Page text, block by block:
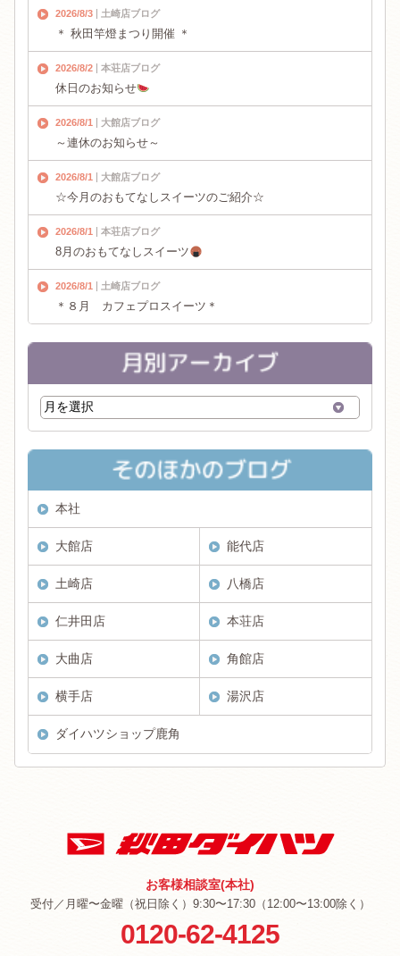
2026/8/3 土崎店ブログ
＊ 秋田竿燈まつり開催 ＊
2026/8/2 本荘店ブログ
休日のお知らせ
2026/8/1 大館店ブログ
～連休のお知らせ～
2026/8/1 大館店ブログ
☆今月のおもてなしスイーツのご紹介☆
2026/8/1 本荘店ブログ
8月のおもてなしスイーツ
2026/8/1 土崎店ブログ
＊８月 カフェプロスイーツ＊
本社
大館店 能代店
土崎店 八橋店
仁井田店 本荘店
大曲店 角館店
横手店 湯沢店
ダイハツショップ鹿角
お客様相談室(本社)
受付／月曜〜金曜（祝日除く）9:30〜17:30（12:00〜13:00除く）
0120-62-4125